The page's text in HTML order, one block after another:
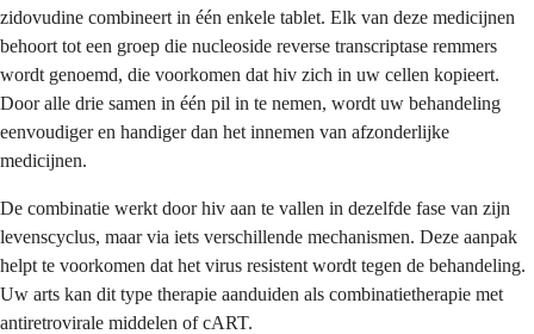
zidovudine combineert in één enkele tablet. Elk van deze medicijnen
behoort tot een groep die nucleoside reverse transcriptase remmers
wordt genoemd, die voorkomen dat hiv zich in uw cellen kopieert.
Door alle drie samen in één pil in te nemen, wordt uw behandeling
eenvoudiger en handiger dan het innemen van afzonderlijke
medicijnen.
De combinatie werkt door hiv aan te vallen in dezelfde fase van zijn
levenscyclus, maar via iets verschillende mechanismen. Deze aanpak
helpt te voorkomen dat het virus resistent wordt tegen de behandeling.
Uw arts kan dit type therapie aanduiden als combinatietherapie met
antiretrovirale middelen of cART.